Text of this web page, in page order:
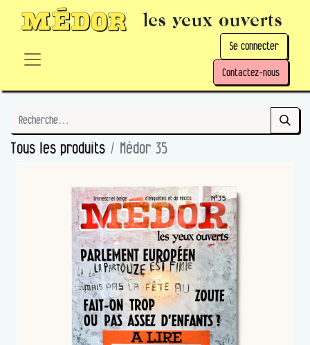
les yeux ouverts
Se connecter
Contactez-nous
Tous les produits Médor 35